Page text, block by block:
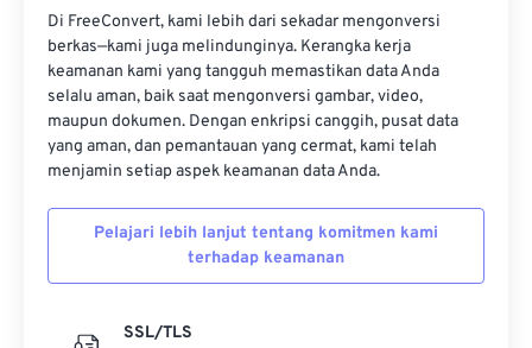
Di FreeConvert, kami lebih dari sekadar mengonversi
berkas—kami juga melindunginya. Kerangka kerja
keamanan kami yang tangguh memastikan data Anda
selalu aman, baik saat mengonversi gambar, video,
maupun dokumen. Dengan enkripsi canggih, pusat data
yang aman, dan pemantauan yang cermat, kami telah
menjamin setiap aspek keamanan data Anda.
Pelajari lebih lanjut tentang komitmen kami
terhadap keamanan
SSL/TLS